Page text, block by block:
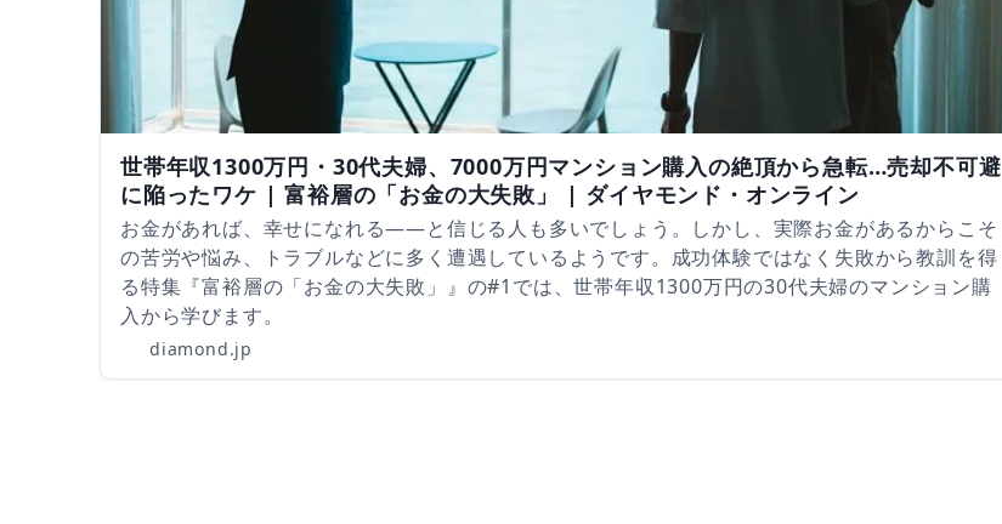
世帯年収1300万円・30代夫婦、7000万円マンション購入の絶頂から急転…売却不可避
に陥ったワケ | 富裕層の「お金の大失敗」 | ダイヤモンド・オンライン
お金があれば、幸せになれる――と信じる人も多いでしょう。しかし、実際お金があるからこそ
の苦労や悩み、トラブルなどに多く遭遇しているようです。成功体験ではなく失敗から教訓を得
る特集『富裕層の「お金の大失敗」』の#1では、世帯年収1300万円の30代夫婦のマンション購
入から学びます。
diamond.jp